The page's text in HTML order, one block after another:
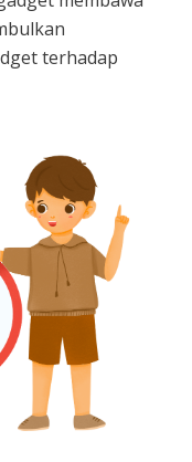
terhadap